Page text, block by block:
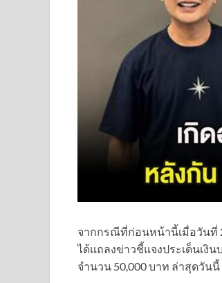
จากกรณีที่ก่อนหน้านี้เมื่อวันที่
ได้แถลงข่าวชี้แจงประเด็นเงิ
จำนวน 50,000 บาท ล่าสุดวัน